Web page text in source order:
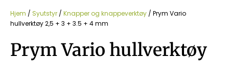
Hjem / Syutstyr / Knapper og knappeverktøy / Prym Vario
hullverktøy 2,5 + 3 + 3.5 + 4 mm
Prym Vario hullverktøy